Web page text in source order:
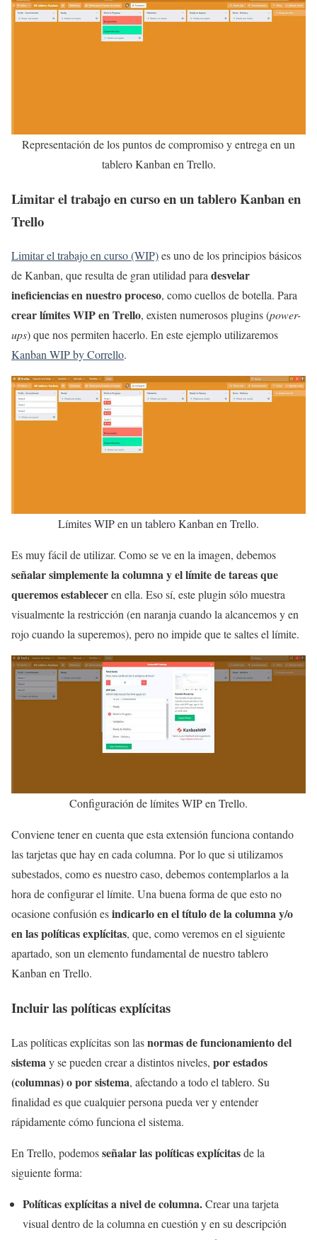
Representación de los puntos de compromiso y entrega en un
tablero Kanban en Trello.
Limitar el trabajo en curso en un tablero Kanban en
Trello
Limitar el trabajo en curso (WIP)es uno de los principios básicos
de Kanban, que resulta de gran utilidad paradesvelar
ineficiencias en nuestro proceso, como cuellos de botella. Para
crear límites WIP en Trello, existen numerosos plugins (power-
ups) que nos permiten hacerlo. En este ejemplo utilizaremos
Kanban WIP by Corrello.
Límites WIP en un tablero Kanban en Trello.
Es muy fácil de utilizar. Como se ve en la imagen, debemos
señalar simplemente la columna y el límite de tareas que
queremos estableceren ella. Eso sí, este plugin sólo muestra
visualmente la restricción (en naranja cuando la alcancemos y en
rojo cuando la superemos), pero no impide que te saltes el límite.
Configuración de límites WIP en Trello.
Conviene tener en cuenta que esta extensión funciona contando
las tarjetas que hay en cada columna. Por lo que si utilizamos
subestados, como es nuestro caso, debemos contemplarlos a la
hora de configurar el límite. Una buena forma de que esto no
ocasione confusión esindicarlo en el título de la columna y/o
en las políticas explícitas, que, como veremos en el siguiente
apartado, son un elemento fundamental de nuestro tablero
Kanban en Trello.
Incluir las políticas explícitas
Las políticas explícitas son lasnormas de funcionamiento del
sistemay se pueden crear a distintos niveles, por estados
(columnas) o por sistema, afectando a todo el tablero. Su
finalidad es que cualquier persona pueda ver y entender
rápidamente cómo funciona el sistema.
En Trello, podemosseñalar las políticas explícitasde la
siguiente forma:
Políticas explícitas a nivel de columna.Crear una tarjeta
visual dentro de la columna en cuestión y en su descripción